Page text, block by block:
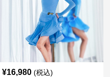
¥16,980 (税込)